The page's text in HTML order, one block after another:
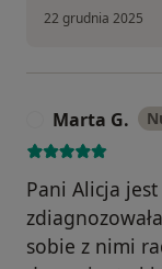
22 grudnia 2025
Marta G.
Pani Alicja
sobie z nimi